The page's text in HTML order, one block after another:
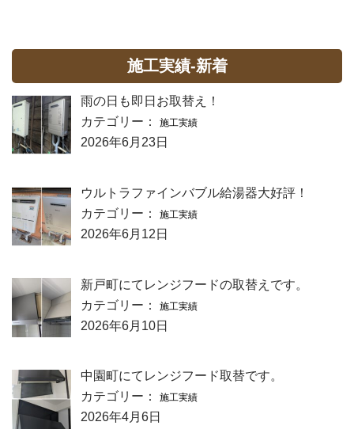
施工実績-新着
雨の日も即日お取替え！
カテゴリー：
施工実績
2026年6月23日
ウルトラファインバブル給湯器大好評！
カテゴリー：
施工実績
2026年6月12日
新戸町にてレンジフードの取替えです。
カテゴリー：
施工実績
2026年6月10日
中園町にてレンジフード取替です。
カテゴリー：
施工実績
2026年4月6日